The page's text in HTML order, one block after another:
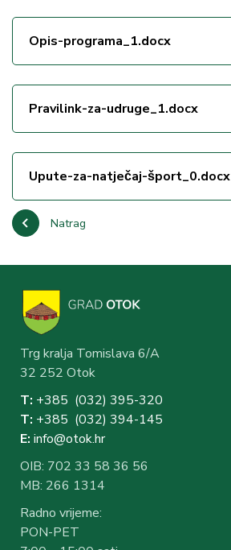
Natrag
Opis-programa_1.docx
Pravilink-za-udruge_1.docx
Upute-za-natječaj-šport_0.docx
Trg kralja Tomislava 6/A
32 252 Otok
T: +385 (032) 395-320
T: +385 (032) 394-145
E: info@otok.hr
OIB: 702 33 58 36 56
MB: 266 1314
Radno vrijeme:
PON-PET